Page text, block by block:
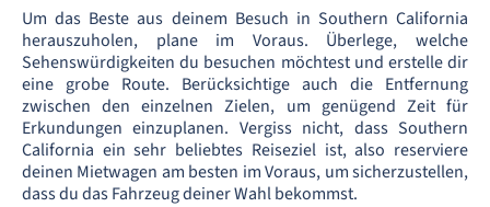
Um das Beste aus deinem Besuch in Southern California
herauszuholen, plane im Voraus. Überlege, welche
Sehenswürdigkeiten du besuchen möchtest und erstelle dir
eine grobe Route. Berücksichtige auch die Entfernung
zwischen den einzelnen Zielen, um genügend Zeit für
Erkundungen einzuplanen. Vergiss nicht, dass Southern
California ein sehr beliebtes Reiseziel ist, also reserviere
deinen Mietwagen am besten im Voraus, um sicherzustellen,
dass du das Fahrzeug deiner Wahl bekommst.